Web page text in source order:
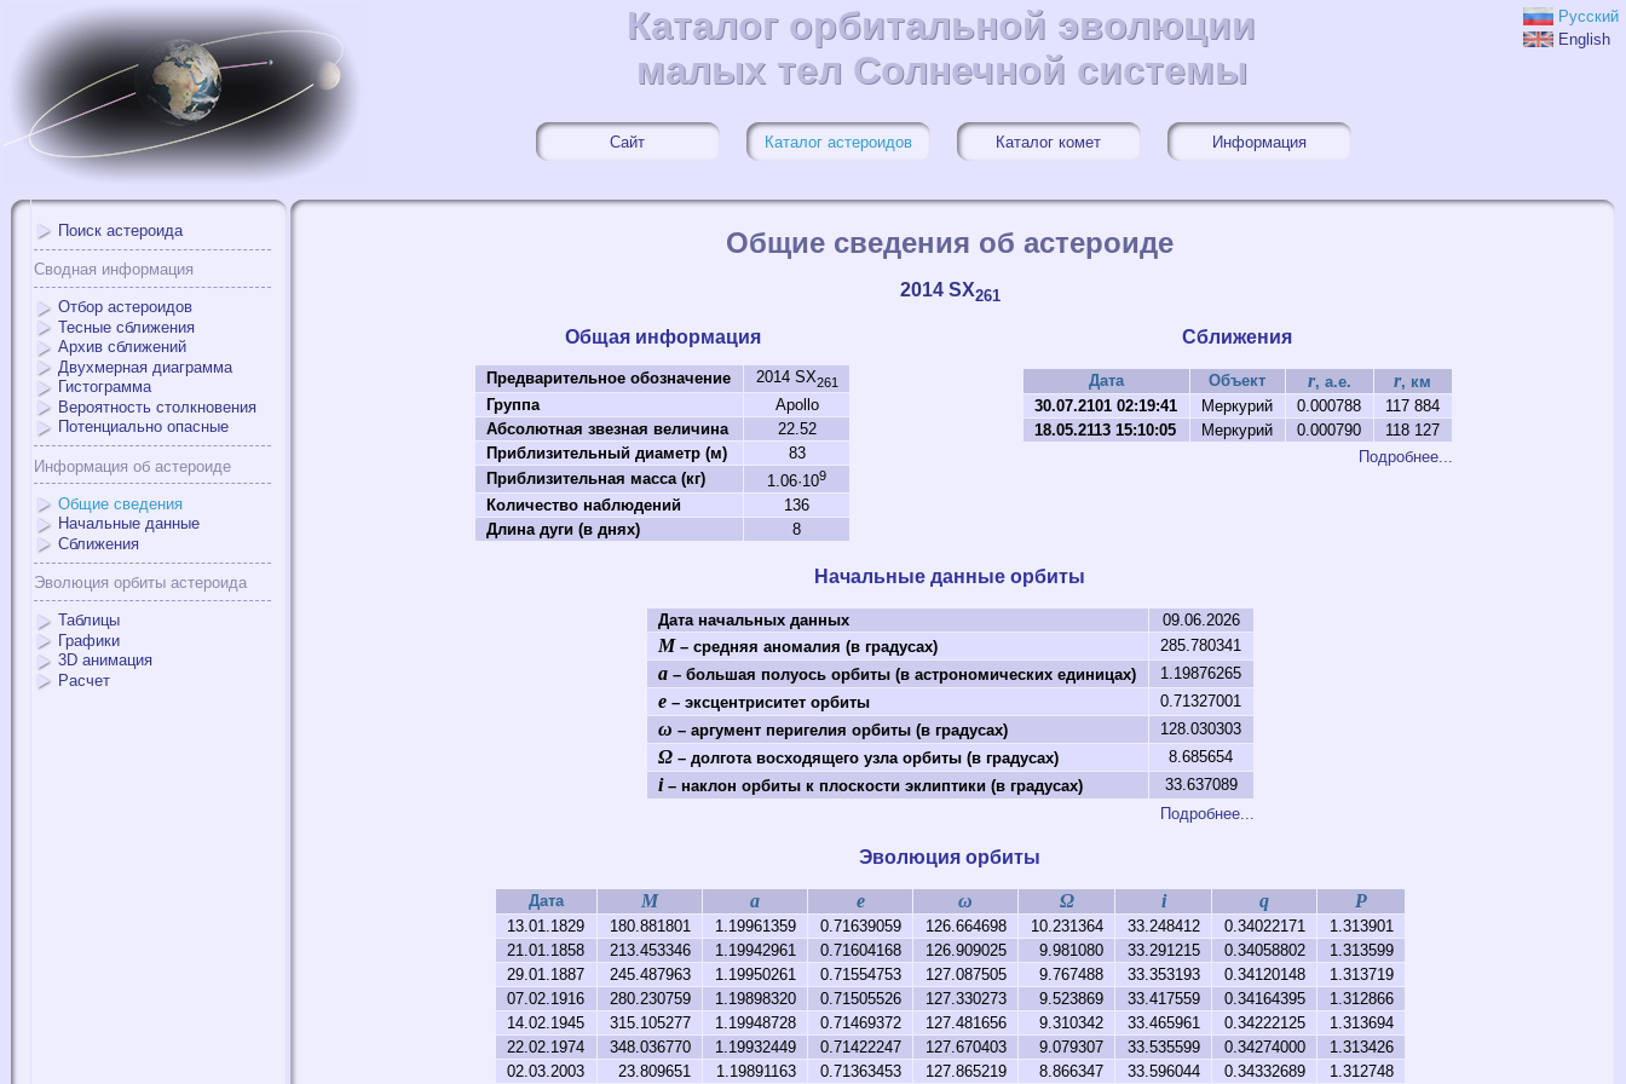
Каталог орбитальной эволюции
малых тел Солнечной системы
Каталог орбитальной эволюции
малых тел Солнечной системы
Русский
English
Сайт Каталог астероидов Каталог комет Информация
Поиск астероида
Сводная информация
Отбор астероидов
Тесные сближения
Архив сближений
Двухмерная диаграмма
Гистограмма
Вероятность столкновения
Потенциально опасные
Информация об астероиде
Общие сведения
Начальные данные
Сближения
Эволюция орбиты астероида
Таблицы
Графики
3D анимация
Расчет
Общие сведения об астероиде
2014 SX261
Общая информация
Предварительное обозначение 2014 SX261
Группа
Apollo
Абсолютная звезная величина
22.52
Приблизительный диаметр (м)
83
Приблизительная масса (кг)
1.06·109
Количество наблюдений
136
Длина дуги (в днях)
8
Сближения
Дата Объект r, а.е. r, км
30.07.2101 02:19:41
Меркурий 0.000788
117 884
18.05.2113 15:10:05
Меркурий 0.000790
118 127
Подробнее...
Начальные данные орбиты
Дата начальных данных 09.06.2026
M – средняя аномалия (в градусах) 285.780341
a– большая полуось орбиты (в астрономических единицах) 1.19876265
e– эксцентриситет орбиты 0.71327001
ω – аргумент перигелия орбиты (в градусах) 128.030303
Ω– долгота восходящего узла орбиты (в градусах) 8.685654
i– наклон орбиты к плоскости эклиптики (в градусах)
33.637089
Подробнее...
Эволюция орбиты
Дата M a e ω Ω i q P
13.01.1829 180.881801 1.19961359 0.71639059 126.664698 10.231364 33.248412 0.34022171
1.313901
21.01.1858
213.453346 1.19942961 0.71604168 126.909025 9.981080 33.291215 0.34058802
1.313599
29.01.1887
245.487963 1.19950261 0.71554753 127.087505 9.767488 33.353193 0.34120148
1.313719
07.02.1916
280.230759 1.19898320 0.71505526 127.330273 9.523869 33.417559 0.34164395
1.312866
14.02.1945
315.105277 1.19948728 0.71469372 127.481656 9.310342 33.465961 0.34222125
1.313694
22.02.1974
348.036770 1.19932449 0.71422247 127.670403 9.079307 33.535599 0.34274000
1.313426
02.03.2003
23.809651 1.19891163 0.71363453 127.865219 8.866347 33.596044 0.34332689 1.312748